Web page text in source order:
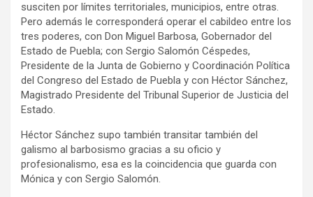
susciten por límites territoriales, municipios, entre otras.
Pero además le corresponderá operar el cabildeo entre los
tres poderes, con Don Miguel Barbosa, Gobernador del
Estado de Puebla; con Sergio Salomón Céspedes,
Presidente de la Junta de Gobierno y Coordinación Política
del Congreso del Estado de Puebla y con Héctor Sánchez,
Magistrado Presidente del Tribunal Superior de Justicia del
Estado.
Héctor Sánchez supo también transitar también del
galismo al barbosismo gracias a su oficio y
profesionalismo, esa es la coincidencia que guarda con
Mónica y con Sergio Salomón.